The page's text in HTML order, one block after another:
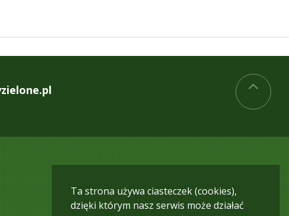
Ta strona używa ciasteczek (cookies),
dzięki którym nasz serwis może działać